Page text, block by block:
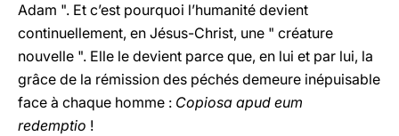
Adam ". Et c’est pourquoi l’humanité devient
continuellement, en Jésus-Christ, une " créature
nouvelle ". Elle le devient parce que, en lui et par lui, la
grâce de la rémission des péchés demeure inépuisable
face à chaque homme : Copiosa apud eum
redemptio !